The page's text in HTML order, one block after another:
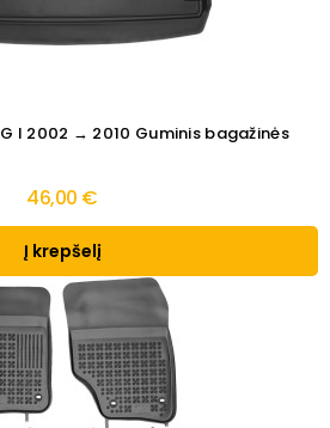
I 2002 → 2010 Guminis bagažinės
46,00 €
Į krepšelį